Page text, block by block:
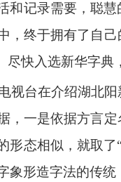
和记录需要，聪
，终于拥有了自
尽快入选新华字典
视台在介绍湖北
，一是依据方言
形态相似，就取
象形造字法的传统